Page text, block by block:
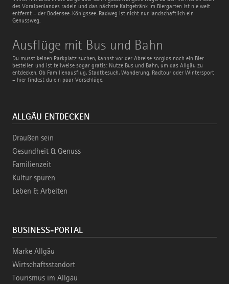
des Voralpenlandes radeln und das nächste Kaltgetränk im Biergarten ist nie weit
entfernt – der Bodensee-Königssee-Radweg ist nicht nur landschaftlich ein
Genussweg.
Ausflüge mit Bus und Bahn
Du musst keinen Parkplatz suchen, kannst vor der Abreise sorglos noch ein Bier
bestellen und ist teilweise sogar gratis: Nutze Bus und Bahn, um das Allgäu zu
entdecken. Ob Familienausflug, Stadtbesuch, Wanderung, Radtour oder Wintersport
– hier findest du ein paar Vorschläge.
Ausflüge
mit
Bus
und
Bahn
ALLGÄU ENTDECKEN
Draußen sein
Gesundheit & Genuss
Familienzeit
Kultur spüren
Leben & Arbeiten
BUSINESS-PORTAL
Marke Allgäu
Wirtschaftsstandort
Tourismus im Allgäu